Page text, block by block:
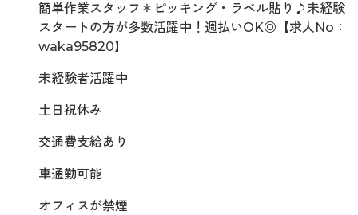
簡単作業スタッフ＊ピッキング・ラベル貼り♪未経験
スタートの方が多数活躍中！週払いOK◎【求人No：
waka95820】
未経験者活躍中
土日祝休み
交通費支給あり
車通勤可能
オフィスが禁煙